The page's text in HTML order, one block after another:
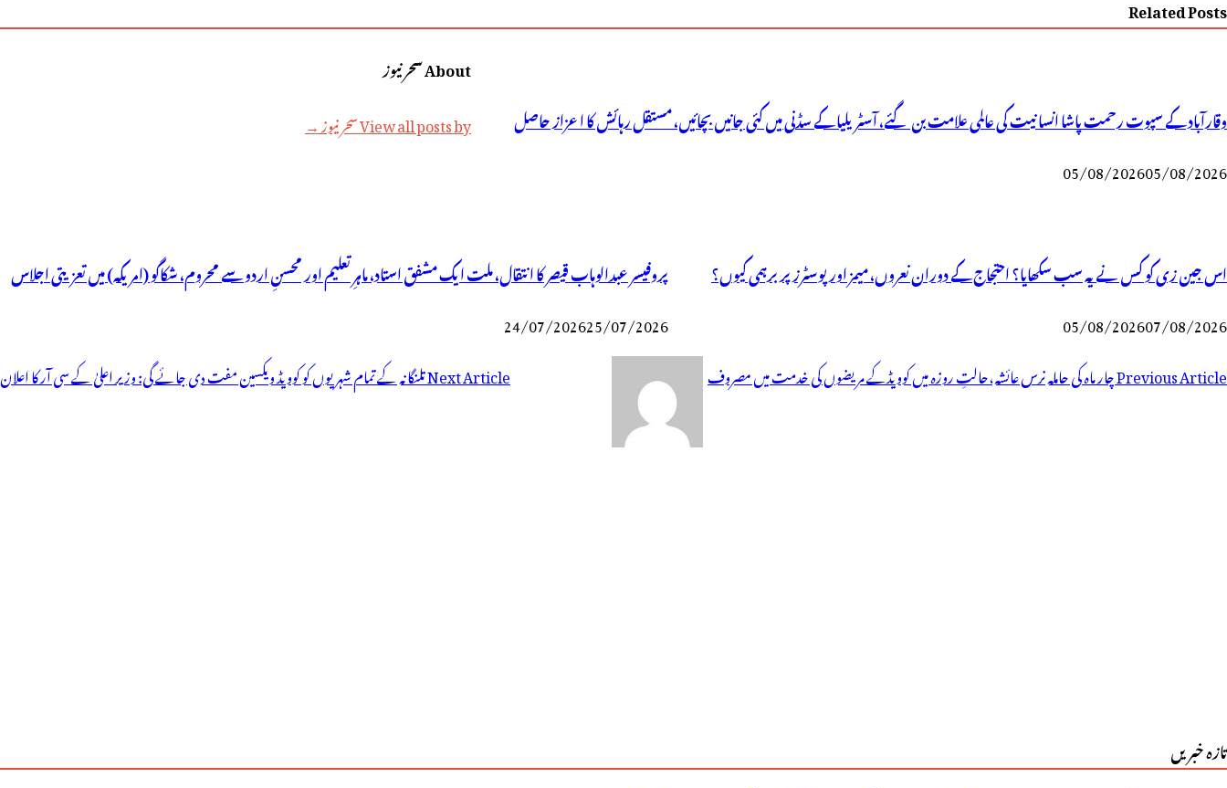
Related Posts
وقارآباد کے سپوت رحمت پاشا انسانیت کی عالمی علامت بن گئے، آسٹریلیا کے سڈنی میں کئی جانیں بچائیں، مستقل رہائش کا اعزاز حاصل
05/08/202605/08/2026
اس جین زی کو کس نے یہ سب سکھایا؟ احتجاج کے دوران نعروں، میمز اور پوسٹرز پر برہمی کیوں؟
05/08/202607/08/2026
پروفیسر عبدالوہاب قیصر کا انتقال، ملت ایک مشفق استاد، ماہرِتعلیم اور محسنِ اردو سے محروم، شکاگو (امریکہ) میں تعزیتی اجلاس
24/07/202625/07/2026
Previous Articleچار ماہ کی حاملہ نرس عائشہ،حالتِ روزہ میں کوویڈکے مریضوں کی خدمت میں مصروف Next Articleتلنگانہ کے تمام شہریوں کو کوویڈ ویکسین مفت دی جائے گی: وزیر اعلیٰ کے سی آر کا اعلان
About سحر نیوز
View all posts by سحر نیوز →
تازہ خبریں